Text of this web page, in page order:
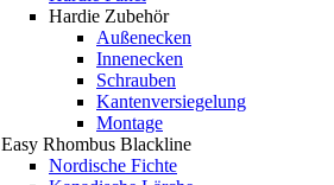
Hardie Zubehör
Außenecken
Innenecken
Schrauben
Kantenversiegelung
Montage
Easy Rhombus Blackline
Nordische Fichte